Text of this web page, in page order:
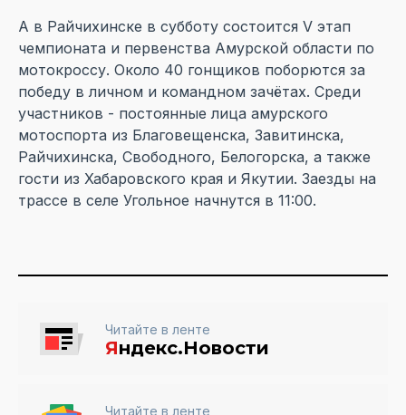
А в Райчихинске в субботу состоится V этап
чемпионата и первенства Амурской области по
мотокроссу. Около 40 гонщиков поборются за
победу в личном и командном зачётах. Среди
участников - постоянные лица амурского
мотоспорта из Благовещенска, Завитинска,
Райчихинска, Свободного, Белогорска, а также
гости из Хабаровского края и Якутии. Заезды на
трассе в селе Угольное начнутся в 11:00.
Читайте в ленте
Яндекс.Новости
Читайте в ленте